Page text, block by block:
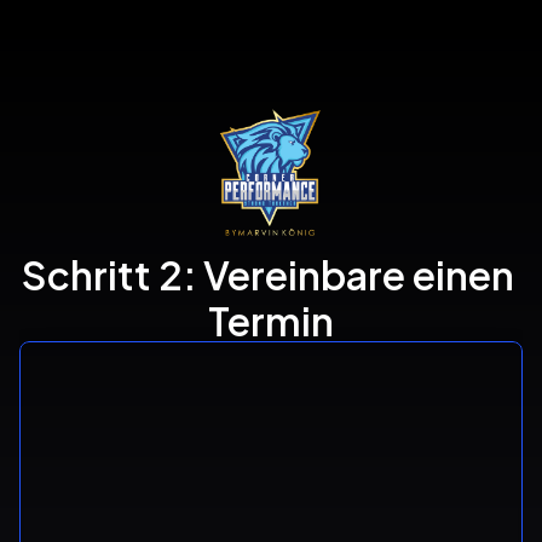
Schritt 2: Vereinbare einen
Termin